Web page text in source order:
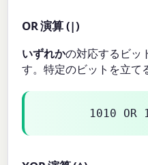
OR 演算 (|)
いずれかの対応するビッ
す。特定のビットを立て
1010 OR